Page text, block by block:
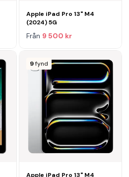
Apple iPad Pro 13" M4
(2024) 5G
Från 9 500 kr
9 fynd
Apple iPad Pro 13" M4